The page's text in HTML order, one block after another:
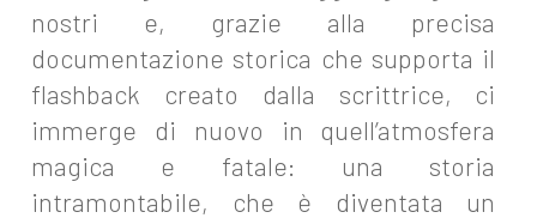
nostri e, grazie alla precisa
documentazione storica che supporta il
flashback creato dalla scrittrice, ci
immerge di nuovo in quell’atmosfera
magica e fatale: una storia
intramontabile, che è diventata un